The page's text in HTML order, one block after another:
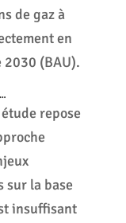
de gaz à
en
2030 (BAU).
repose
sur la base
insuffisant